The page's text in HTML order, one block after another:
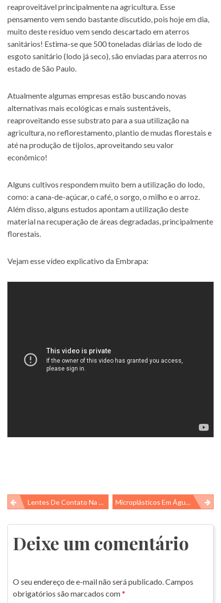
reaproveitável principalmente na agricultura. Esse
pensamento vem sendo bastante discutido, pois hoje em dia,
muito deste resíduo vem sendo descartado em aterros
sanitários! Estima-se que 500 toneladas diárias de lodo de
esgoto sanitário (lodo já seco), são enviadas para aterros no
estado de São Paulo.
Atualmente algumas empresas estão buscando novas
alternativas mais ecológicas e mais sustentáveis,
reaproveitando esse substrato para a sua utilização na
agricultura, no reflorestamento, plantio de mudas florestais e
até na produção de tijolos, aproveitando seu valor
econômico!
Alguns cultivos respondem muito bem a utilização do lodo,
como: a cana-de-açúcar, o café, o sorgo, o milho e o arroz.
Além disso, alguns estudos apontam a utilização deste
material na recuperação de áreas degradadas, principalmente
florestais.
Vejam esse vídeo explicativo da Embrapa:
Navegação
de
Post
Lentes De Contato Na Água? Microplásticos Em Água Mineral Engarrafada!
Deixe um comentário
O seu endereço de e-mail não será publicado.Campos
obrigatórios são marcados com*